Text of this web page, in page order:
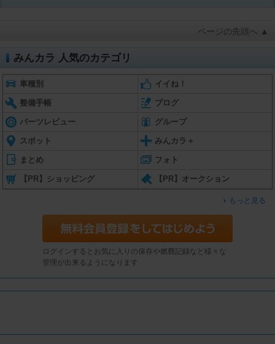
ページの先頭へ ▲
みんカラ 人気のカテゴリ
車種別 イイね！
整備手帳 ブログ
パーツレビュー グループ
スポット みんカラ＋
まとめ フォト
【PR】ショッピング 【PR】オークション
もっと見る
ログインするとお気に入りの保存や燃費記録など様々な
管理が出来るようになります